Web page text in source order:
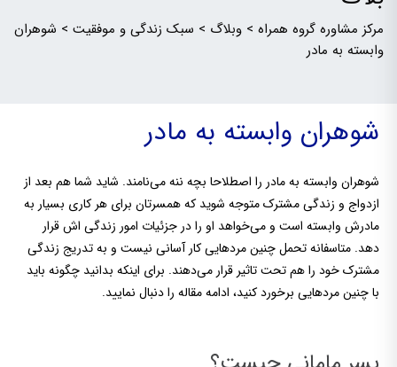
مرکز مشاوره گروه همراه > وبلاگ > سبک زندگی و موفقیت > شوهران
وابسته به مادر
شوهران وابسته به مادر
شوهران وابسته به مادر را اصطلاحا بچه ننه می‌نامند. شاید شما هم بعد از
ازدواج و زندگی مشترک متوجه شوید که همسرتان برای هر کاری بسیار به
مادرش وابسته است و می‌خواهد او را در جزئیات امور زندگی اش قرار
دهد. متاسفانه تحمل چنین مردهایی کار آسانی نیست و به تدریج زندگی
مشترک خود را هم تحت تاثیر قرار می‌دهند. برای اینکه بدانید چگونه باید
با چنین مردهایی برخورد کنید، ادامه مقاله را دنبال نمایید.